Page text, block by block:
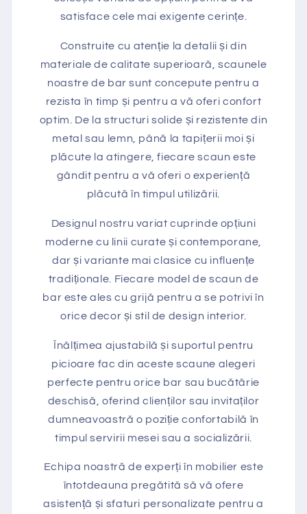
satisface cele mai exigente cerințe.
Construite cu atenție la detalii și din
materiale de calitate superioară, scaunele
noastre de bar sunt concepute pentru a
rezista în timp și pentru a vă oferi confort
optim. De la structuri solide și rezistente din
metal sau lemn, până la tapițerii moi și
plăcute la atingere, fiecare scaun este
gândit pentru a vă oferi o experiență
plăcută în timpul utilizării.
Designul nostru variat cuprinde opțiuni
moderne cu linii curate și contemporane,
dar și variante mai clasice cu influențe
tradiționale. Fiecare model de scaun de
bar este ales cu grijă pentru a se potrivi în
orice decor și stil de design interior.
Înălțimea ajustabilă și suportul pentru
picioare fac din aceste scaune alegeri
perfecte pentru orice bar sau bucătărie
deschisă, oferind clienților sau invitaților
dumneavoastră o poziție confortabilă în
timpul servirii mesei sau a socializării.
Echipa noastră de experți în mobilier este
întotdeauna pregătită să vă ofere
asistență și sfaturi personalizate pentru a